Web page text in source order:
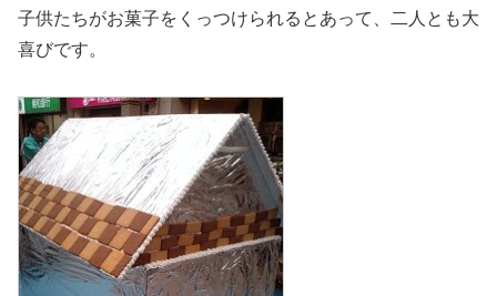
子供たちがお菓子をくっつけられるとあって、二人とも大
喜びです。